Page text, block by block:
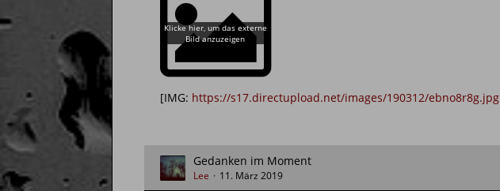
[IMG: https://s17.directupload.net/images/190312/ebno8r8g.jpg
Gedanken im Moment
Lee 11. März 2019